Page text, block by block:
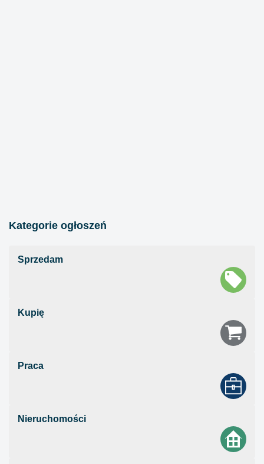
Kategorie ogłoszeń
Sprzedam
Kupię
Praca
Nieruchomości